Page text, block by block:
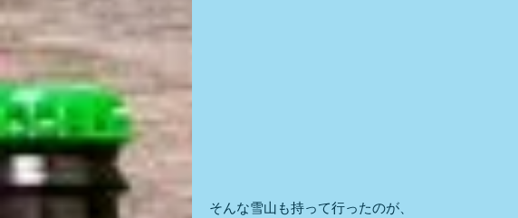
そんな雪山も持って行ったのが、